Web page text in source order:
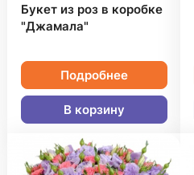
Букет из роз в коробке
"Джамала"
Подробнее
В корзину